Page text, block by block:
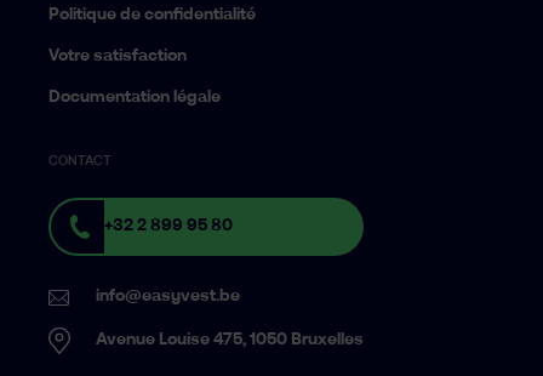
Politique de confidentialité
Votre satisfaction
Documentation légale
CONTACT
+32 2 899 95 80
info@easyvest.be
Avenue Louise 475, 1050 Bruxelles